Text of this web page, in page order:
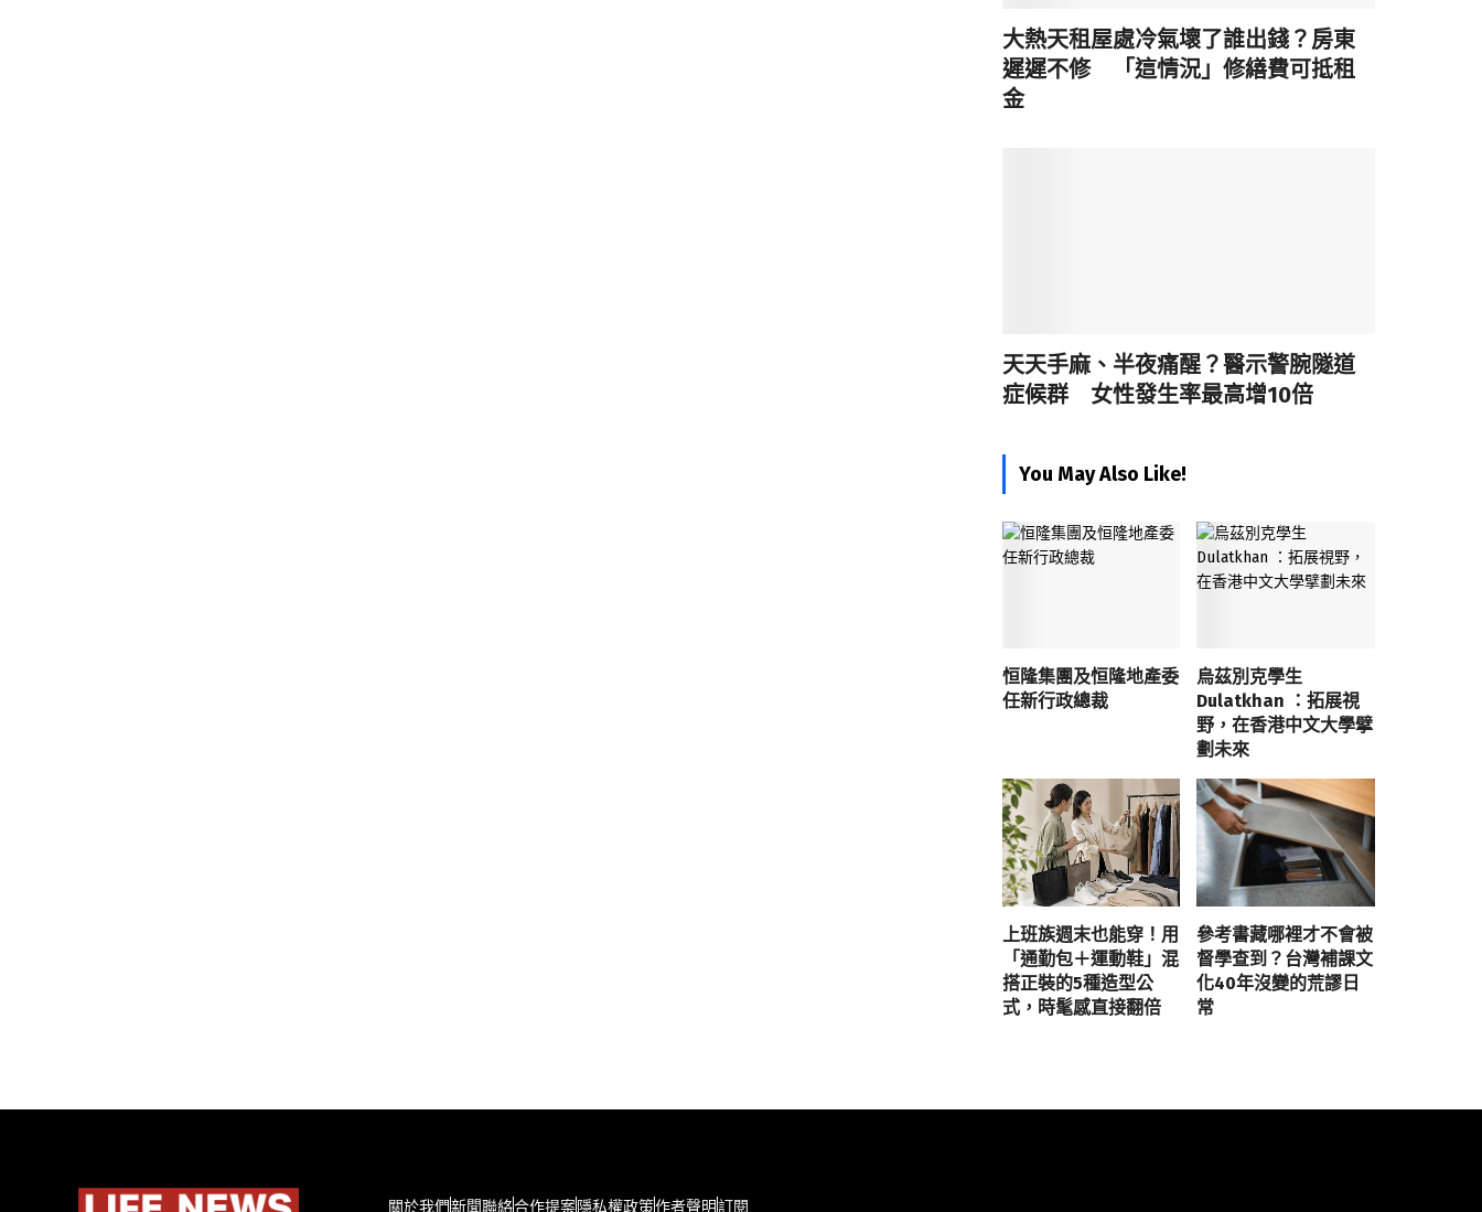
大熱天租屋處冷氣壞了誰出錢？房東
遲遲不修 「這情況」修繕費可抵租
金
天天手麻、半夜痛醒？醫示警腕隧道
症候群 女性發生率最高增10倍
You May Also Like!
恒隆集團及恒隆地產委
任新行政總裁
烏茲別克學生
Dulatkhan ：拓展視
野，在香港中文大學擘
劃未來
上班族週末也能穿！用
「通勤包＋運動鞋」混
搭正裝的5種造型公
式，時髦感直接翻倍
參考書藏哪裡才不會被
督學查到？台灣補課文
化40年沒變的荒謬日
常
關於我們新聞聯絡合作提案隱私權政策作者聲明訂閱